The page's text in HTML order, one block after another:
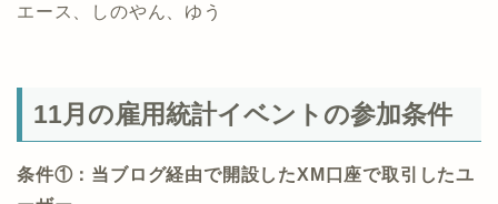
エース、しのやん、ゆう
11月の雇用統計イベントの参加条件
条件①：当ブログ経由で開設したXM口座で取引したユ